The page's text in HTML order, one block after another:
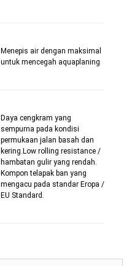
Menepis air dengan maksimal
untuk mencegah aquaplaning
Daya cengkram yang
sempurna pada kondisi
permukaan jalan basah dan
kering.Low rolling resistance /
hambatan gulir yang rendah.
Kompon telapak ban yang
mengacu pada standar Eropa /
EU Standard.